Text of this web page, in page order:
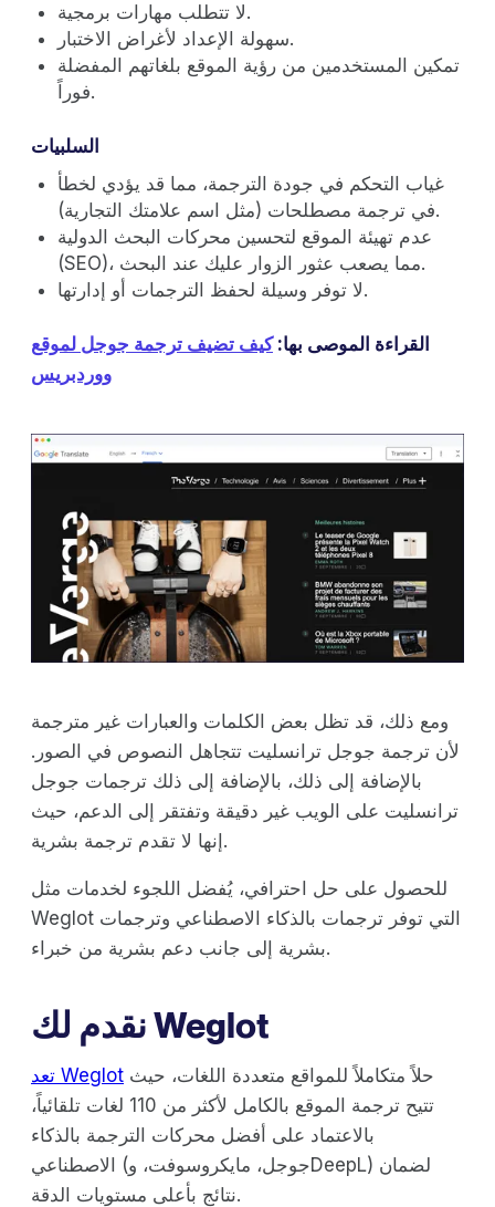
لا تتطلب مهارات برمجية.
سهولة الإعداد لأغراض الاختبار.
تمكين المستخدمين من رؤية الموقع بلغاتهم المفضلة
فوراً.
السلبيات
غياب التحكم في جودة الترجمة، مما قد يؤدي لخطأ
في ترجمة مصطلحات (مثل اسم علامتك التجارية).
عدم تهيئة الموقع لتحسين محركات البحث الدولية
(SEO)، مما يصعب عثور الزوار عليك عند البحث.
لا توفر وسيلة لحفظ الترجمات أو إدارتها.
القراءة الموصى بها:كيف تضيف ترجمة جوجل لموقع
ووردبريس
ومع ذلك، قد تظل بعض الكلمات والعبارات غير مترجمة
لأن ترجمة جوجل ترانسليت تتجاهل النصوص في الصور.
بالإضافة إلى ذلك، بالإضافة إلى ذلك ترجمات جوجل
ترانسليت على الويب غير دقيقة وتفتقر إلى الدعم، حيث
إنها لا تقدم ترجمة بشرية.
للحصول على حل احترافي، يُفضل اللجوء لخدمات مثل
Weglot التي توفر ترجمات بالذكاء الاصطناعي وترجمات
بشرية إلى جانب دعم بشرية من خبراء.
نقدم لك Weglot
تعد Weglot
تتيح ترجمة الموقع بالكامل لأكثر من 110 لغات تلقائياً،
بالاعتماد على أفضل محركات الترجمة بالذكاء
الاصطناعي (جوجل، مايكروسوفت، وDeepL) لضمان
نتائج بأعلى مستويات الدقة.